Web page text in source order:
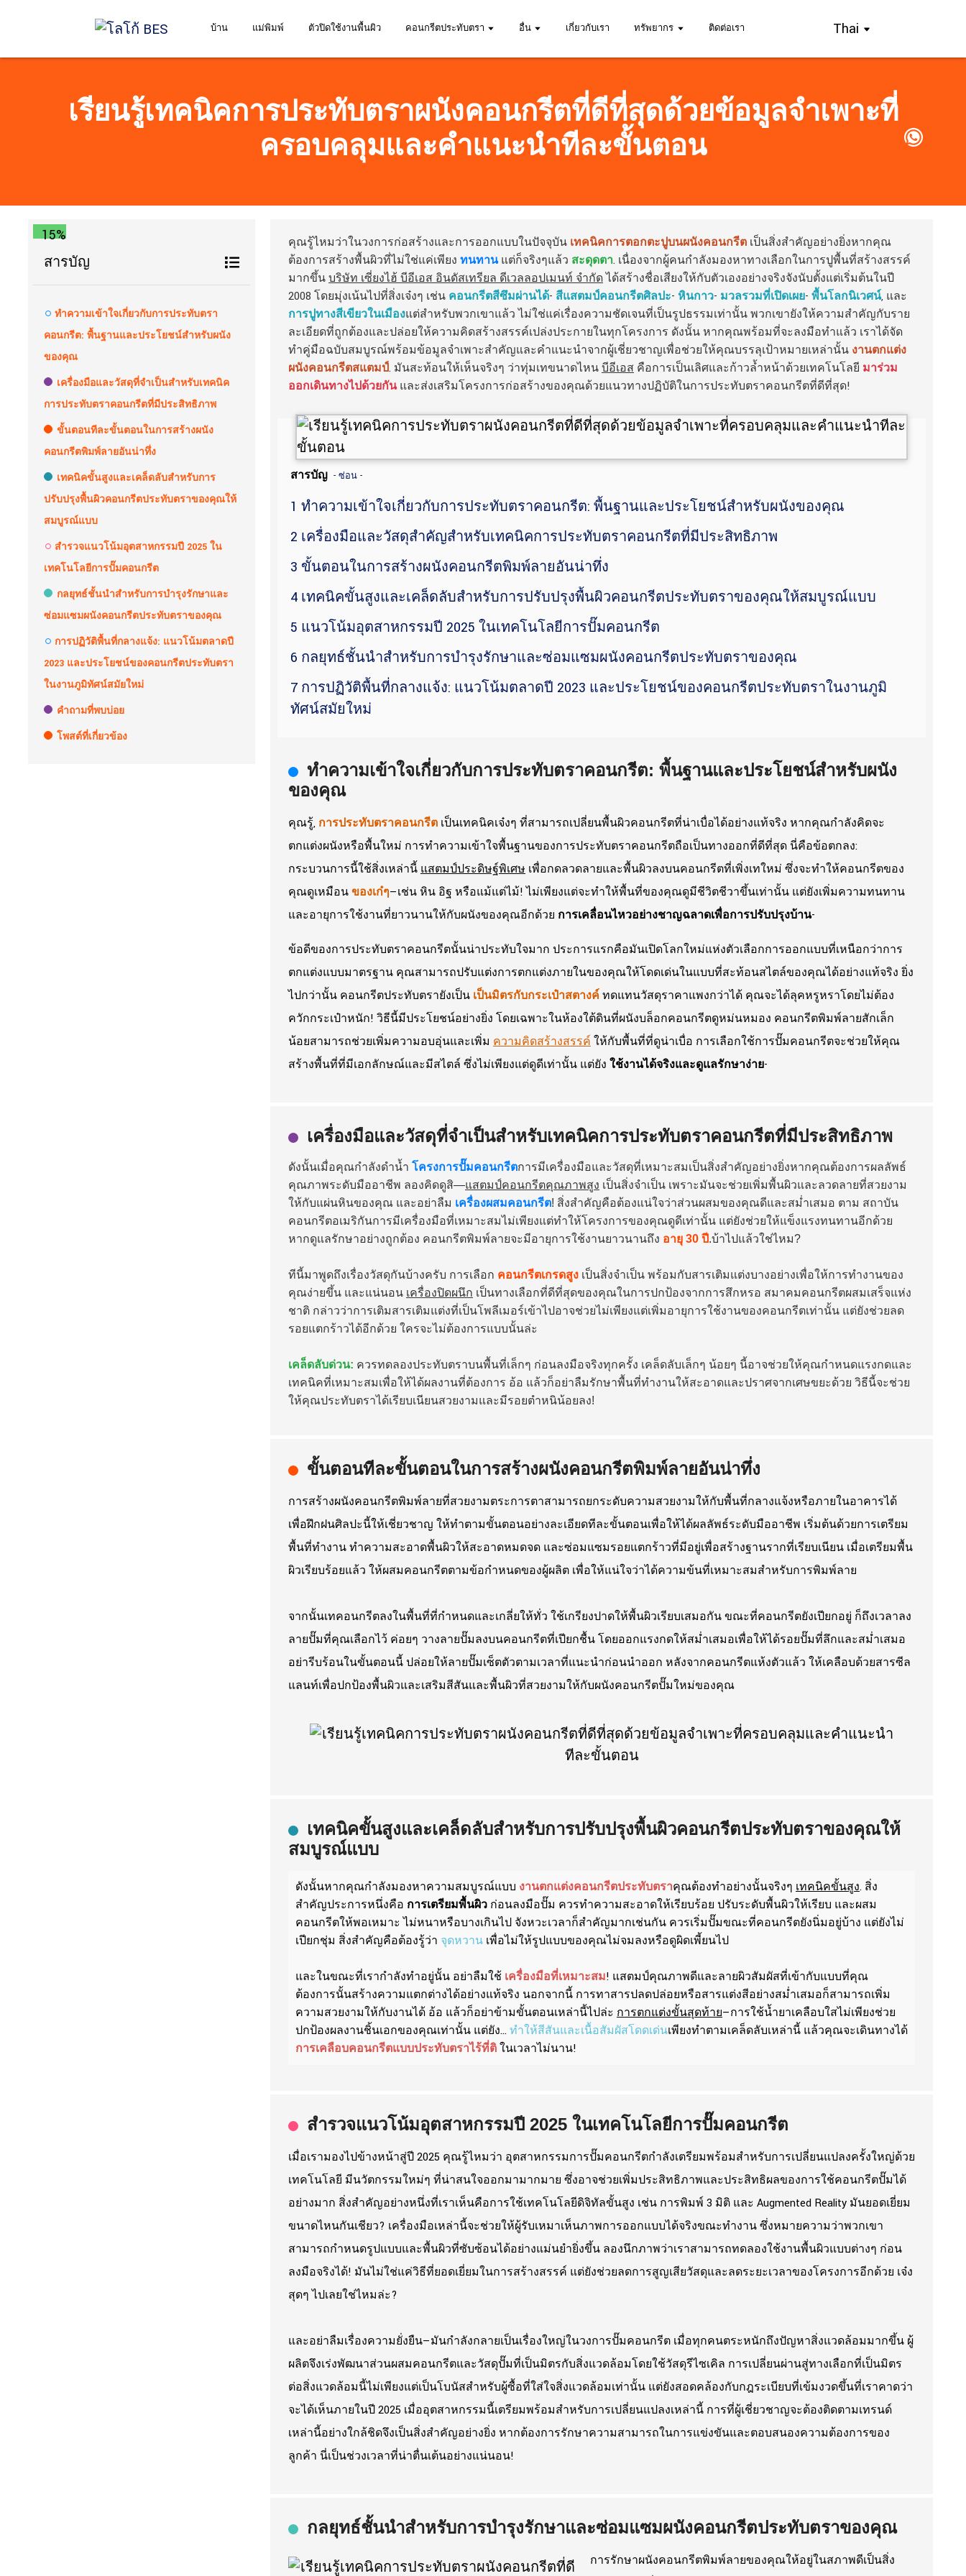
บ้าน แม่พิมพ์ ตัวปิดใช้งานพื้นผิว คอนกรีตประทับตรา อื่น เกี่ยวกับเรา ทรัพยากร ติดต่อเรา Thai
เรียนรู้เทคนิคการประทับตราผนังคอนกรีตที่ดีที่สุดด้วยข้อมูลจำเพาะที่
ครอบคลุมและคำแนะนำทีละขั้นตอน
15%
สารบัญ
ทำความเข้าใจเกี่ยวกับการประทับตรา
คอนกรีต: พื้นฐานและประโยชน์สำหรับผนัง
ของคุณ
เครื่องมือและวัสดุที่จำเป็นสำหรับเทคนิค
การประทับตราคอนกรีตที่มีประสิทธิภาพ
ขั้นตอนทีละขั้นตอนในการสร้างผนัง
คอนกรีตพิมพ์ลายอันน่าทึ่ง
เทคนิคขั้นสูงและเคล็ดลับสำหรับการ
ปรับปรุงพื้นผิวคอนกรีตประทับตราของคุณให้
สมบูรณ์แบบ
สำรวจแนวโน้มอุตสาหกรรมปี 2025 ใน
เทคโนโลยีการปั๊มคอนกรีต
กลยุทธ์ชั้นนำสำหรับการบำรุงรักษาและ
ซ่อมแซมผนังคอนกรีตประทับตราของคุณ
การปฏิวัติพื้นที่กลางแจ้ง: แนวโน้มตลาดปี
2023 และประโยชน์ของคอนกรีตประทับตรา
ในงานภูมิทัศน์สมัยใหม่
คำถามที่พบบ่อย
โพสต์ที่เกี่ยวข้อง
คุณรู้ไหมว่าในวงการก่อสร้างและการออกแบบในปัจจุบัน เทคนิคการตอกตะปูบนผนังคอนกรีต เป็นสิ่งสำคัญอย่างยิ่งหากคุณ
ต้องการสร้างพื้นผิวที่ไม่ใช่แค่เพียง ทนทานแต่ก็จริงๆแล้ว สะดุดตา. เนื่องจากผู้คนกำลังมองหาทางเลือกในการปูพื้นที่สร้างสรรค์
มากขึ้นบริษัท เซี่ยงไฮ้ บีอีเอส อินดัสเทรียล ดีเวลลอปเมนท์ จำกัดได้สร้างชื่อเสียงให้กับตัวเองอย่างจริงจังนับตั้งแต่เริ่มต้นในปี
2008 โดยมุ่งเน้นไปที่สิ่งเจ๋งๆ เช่น คอนกรีตสีซึมผ่านได้- สีแสตมป์คอนกรีตศิลปะ- หินกาว- มวลรวมที่เปิดเผย- พื้นโลกนิเวศน์, และ
การปูทางสีเขียวในเมืองแต่สำหรับพวกเขาแล้ว ไม่ใช่แค่เรื่องความชัดเจนที่เป็นรูปธรรมเท่านั้น พวกเขายังให้ความสำคัญกับราย
ละเอียดที่ถูกต้องและปล่อยให้ความคิดสร้างสรรค์เปล่งประกายในทุกโครงการ ดังนั้น หากคุณพร้อมที่จะลงมือทำแล้ว เราได้จัด
ทำคู่มือฉบับสมบูรณ์พร้อมข้อมูลจำเพาะสำคัญและคำแนะนำจากผู้เชี่ยวชาญเพื่อช่วยให้คุณบรรลุเป้าหมายเหล่านั้น งานตกแต่ง
ผนังคอนกรีตสแตมป์. มันสะท้อนให้เห็นจริงๆ ว่าทุ่มเทขนาดไหนบีอีเอส คือการเป็นเลิศและก้าวล้ำหน้าด้วยเทคโนโลยี มาร่วม
ออกเดินทางไปด้วยกันและส่งเสริมโครงการก่อสร้างของคุณด้วยแนวทางปฏิบัติในการประทับตราคอนกรีตที่ดีที่สุด!
สารบัญ - ซ่อน -
1 ทำความเข้าใจเกี่ยวกับการประทับตราคอนกรีต: พื้นฐานและประโยชน์สำหรับผนังของคุณ
2 เครื่องมือและวัสดุสำคัญสำหรับเทคนิคการประทับตราคอนกรีตที่มีประสิทธิภาพ
3 ขั้นตอนในการสร้างผนังคอนกรีตพิมพ์ลายอันน่าทึ่ง
4 เทคนิคขั้นสูงและเคล็ดลับสำหรับการปรับปรุงพื้นผิวคอนกรีตประทับตราของคุณให้สมบูรณ์แบบ
5 แนวโน้มอุตสาหกรรมปี 2025 ในเทคโนโลยีการปั๊มคอนกรีต
6 กลยุทธ์ชั้นนำสำหรับการบำรุงรักษาและซ่อมแซมผนังคอนกรีตประทับตราของคุณ
7 การปฏิวัติพื้นที่กลางแจ้ง: แนวโน้มตลาดปี 2023 และประโยชน์ของคอนกรีตประทับตราในงานภูมิ
ทัศน์สมัยใหม่
ทำความเข้าใจเกี่ยวกับการประทับตราคอนกรีต: พื้นฐานและประโยชน์สำหรับผนัง
ของคุณ
คุณรู้, การประทับตราคอนกรีต เป็นเทคนิคเจ๋งๆ ที่สามารถเปลี่ยนพื้นผิวคอนกรีตที่น่าเบื่อได้อย่างแท้จริง หากคุณกำลังคิดจะ
ตกแต่งผนังหรือพื้นใหม่ การทำความเข้าใจพื้นฐานของการประทับตราคอนกรีตถือเป็นทางออกที่ดีที่สุด นี่คือข้อตกลง:
กระบวนการนี้ใช้สิ่งเหล่านี้ แสตมป์ประดิษฐ์พิเศษ เพื่อกดลวดลายและพื้นผิวลงบนคอนกรีตที่เพิ่งเทใหม่ ซึ่งจะทำให้คอนกรีตของ
คุณดูเหมือนของเก๋ๆ—เช่น หิน อิฐ หรือแม้แต่ไม้! ไม่เพียงแต่จะทำให้พื้นที่ของคุณดูมีชีวิตชีวาขึ้นเท่านั้น แต่ยังเพิ่มความทนทาน
และอายุการใช้งานที่ยาวนานให้กับผนังของคุณอีกด้วย การเคลื่อนไหวอย่างชาญฉลาดเพื่อการปรับปรุงบ้าน-
ข้อดีของการประทับตราคอนกรีตนั้นน่าประทับใจมาก ประการแรกคือมันเปิดโลกใหม่แห่งตัวเลือกการออกแบบที่เหนือกว่าการ
ตกแต่งแบบมาตรฐาน คุณสามารถปรับแต่งการตกแต่งภายในของคุณให้โดดเด่นในแบบที่สะท้อนสไตล์ของคุณได้อย่างแท้จริง ยิ่ง
ไปกว่านั้น คอนกรีตประทับตรายังเป็น เป็นมิตรกับกระเป๋าสตางค์ ทดแทนวัสดุราคาแพงกว่าได้ คุณจะได้ลุคหรูหราโดยไม่ต้อง
ควักกระเป๋าหนัก! วิธีนี้มีประโยชน์อย่างยิ่ง โดยเฉพาะในห้องใต้ดินที่ผนังบล็อกคอนกรีตดูหม่นหมอง คอนกรีตพิมพ์ลายสักเล็ก
น้อยสามารถช่วยเพิ่มความอบอุ่นและเพิ่ม ความคิดสร้างสรรค์ ให้กับพื้นที่ที่ดูน่าเบื่อ การเลือกใช้การปั๊มคอนกรีตจะช่วยให้คุณ
สร้างพื้นที่ที่มีเอกลักษณ์และมีสไตล์ ซึ่งไม่เพียงแต่ดูดีเท่านั้น แต่ยัง ใช้งานได้จริงและดูแลรักษาง่าย-
เครื่องมือและวัสดุที่จำเป็นสำหรับเทคนิคการประทับตราคอนกรีตที่มีประสิทธิภาพ
ดังนั้นเมื่อคุณกำลังดำน้ำ โครงการปั๊มคอนกรีตการมีเครื่องมือและวัสดุที่เหมาะสมเป็นสิ่งสำคัญอย่างยิ่งหากคุณต้องการผลลัพธ์
คุณภาพระดับมืออาชีพ ลองคิดดูสิ—แสตมป์คอนกรีตคุณภาพสูง เป็นสิ่งจำเป็น เพราะมันจะช่วยเพิ่มพื้นผิวและลวดลายที่สวยงาม
ให้กับแผ่นหินของคุณ และอย่าลืม เครื่องผสมคอนกรีต! สิ่งสำคัญคือต้องแน่ใจว่าส่วนผสมของคุณดีและสม่ำเสมอ ตาม สถาบัน
คอนกรีตอเมริกันการมีเครื่องมือที่เหมาะสมไม่เพียงแต่ทำให้โครงการของคุณดูดีเท่านั้น แต่ยังช่วยให้แข็งแรงทนทานอีกด้วย
หากดูแลรักษาอย่างถูกต้อง คอนกรีตพิมพ์ลายจะมีอายุการใช้งานยาวนานถึง อายุ 30 ปี.บ้าไปแล้วใช่ไหม?
ทีนี้มาพูดถึงเรื่องวัสดุกันบ้างครับ การเลือก คอนกรีตเกรดสูง เป็นสิ่งจำเป็น พร้อมกับสารเติมแต่งบางอย่างเพื่อให้การทำงานของ
คุณง่ายขึ้น และแน่นอน เครื่องปิดผนึก เป็นทางเลือกที่ดีที่สุดของคุณในการปกป้องจากการสึกหรอ สมาคมคอนกรีตผสมเสร็จแห่ง
ชาติ กล่าวว่าการเติมสารเติมแต่งที่เป็นโพลีเมอร์เข้าไปอาจช่วยไม่เพียงแต่เพิ่มอายุการใช้งานของคอนกรีตเท่านั้น แต่ยังช่วยลด
รอยแตกร้าวได้อีกด้วย ใครจะไม่ต้องการแบบนั้นล่ะ
เคล็ดลับด่วน: ควรทดลองประทับตราบนพื้นที่เล็กๆ ก่อนลงมือจริงทุกครั้ง เคล็ดลับเล็กๆ น้อยๆ นี้อาจช่วยให้คุณกำหนดแรงกดและ
เทคนิคที่เหมาะสมเพื่อให้ได้ผลงานที่ต้องการ อ้อ แล้วก็อย่าลืมรักษาพื้นที่ทำงานให้สะอาดและปราศจากเศษขยะด้วย วิธีนี้จะช่วย
ให้คุณประทับตราได้เรียบเนียนสวยงามและมีรอยตำหนิน้อยลง!
ขั้นตอนทีละขั้นตอนในการสร้างผนังคอนกรีตพิมพ์ลายอันน่าทึ่ง
การสร้างผนังคอนกรีตพิมพ์ลายที่สวยงามตระการตาสามารถยกระดับความสวยงามให้กับพื้นที่กลางแจ้งหรือภายในอาคารได้
เพื่อฝึกฝนศิลปะนี้ให้เชี่ยวชาญ ให้ทำตามขั้นตอนอย่างละเอียดทีละขั้นตอนเพื่อให้ได้ผลลัพธ์ระดับมืออาชีพ เริ่มต้นด้วยการเตรียม
พื้นที่ทำงาน ทำความสะอาดพื้นผิวให้สะอาดหมดจด และซ่อมแซมรอยแตกร้าวที่มีอยู่เพื่อสร้างฐานรากที่เรียบเนียน เมื่อเตรียมพื้น
ผิวเรียบร้อยแล้ว ให้ผสมคอนกรีตตามข้อกำหนดของผู้ผลิต เพื่อให้แน่ใจว่าได้ความข้นที่เหมาะสมสำหรับการพิมพ์ลาย
จากนั้นเทคอนกรีตลงในพื้นที่ที่กำหนดและเกลี่ยให้ทั่ว ใช้เกรียงปาดให้พื้นผิวเรียบเสมอกัน ขณะที่คอนกรีตยังเปียกอยู่ ก็ถึงเวลาลง
ลายปั๊มที่คุณเลือกไว้ ค่อยๆ วางลายปั๊มลงบนคอนกรีตที่เปียกชื้น โดยออกแรงกดให้สม่ำเสมอเพื่อให้ได้รอยปั๊มที่ลึกและสม่ำเสมอ
อย่ารีบร้อนในขั้นตอนนี้ ปล่อยให้ลายปั๊มเซ็ตตัวตามเวลาที่แนะนำก่อนนำออก หลังจากคอนกรีตแห้งตัวแล้ว ให้เคลือบด้วยสารซีล
แลนท์เพื่อปกป้องพื้นผิวและเสริมสีสันและพื้นผิวที่สวยงามให้กับผนังคอนกรีตปั๊มใหม่ของคุณ
เทคนิคขั้นสูงและเคล็ดลับสำหรับการปรับปรุงพื้นผิวคอนกรีตประทับตราของคุณให้
สมบูรณ์แบบ
ดังนั้นหากคุณกำลังมองหาความสมบูรณ์แบบ งานตกแต่งคอนกรีตประทับตราคุณต้องทำอย่างนั้นจริงๆ เทคนิคขั้นสูง. สิ่ง
สำคัญประการหนึ่งคือ การเตรียมพื้นผิว ก่อนลงมือปั๊ม ควรทำความสะอาดให้เรียบร้อย ปรับระดับพื้นผิวให้เรียบ และผสม
คอนกรีตให้พอเหมาะ ไม่หนาหรือบางเกินไป จังหวะเวลาก็สำคัญมากเช่นกัน ควรเริ่มปั๊มขณะที่คอนกรีตยังนิ่มอยู่บ้าง แต่ยังไม่
เปียกชุ่ม สิ่งสำคัญคือต้องรู้ว่า จุดหวาน เพื่อไม่ให้รูปแบบของคุณไม่จมลงหรือดูผิดเพี้ยนไป
และในขณะที่เรากำลังทำอยู่นั้น อย่าลืมใช้ เครื่องมือที่เหมาะสม! แสตมป์คุณภาพดีและลายผิวสัมผัสที่เข้ากับแบบที่คุณ
ต้องการนั้นสร้างความแตกต่างได้อย่างแท้จริง นอกจากนี้ การทาสารปลดปล่อยหรือสารแต่งสีอย่างสม่ำเสมอก็สามารถเพิ่ม
ความสวยงามให้กับงานได้ อ้อ แล้วก็อย่าข้ามขั้นตอนเหล่านี้ไปล่ะ การตกแต่งขั้นสุดท้าย—การใช้น้ำยาเคลือบใสไม่เพียงช่วย
ปกป้องผลงานชิ้นเอกของคุณเท่านั้น แต่ยัง...ทำให้สีสันและเนื้อสัมผัสโดดเด่นเพียงทำตามเคล็ดลับเหล่านี้ แล้วคุณจะเดินทางได้
การเคลือบคอนกรีตแบบประทับตราไร้ที่ติในเวลาไม่นาน!
สำรวจแนวโน้มอุตสาหกรรมปี 2025 ในเทคโนโลยีการปั๊มคอนกรีต
เมื่อเรามองไปข้างหน้าสู่ปี 2025 คุณรู้ไหมว่า อุตสาหกรรมการปั๊มคอนกรีตกำลังเตรียมพร้อมสำหรับการเปลี่ยนแปลงครั้งใหญ่ด้วย
เทคโนโลยี มีนวัตกรรมใหม่ๆ ที่น่าสนใจออกมามากมาย ซึ่งอาจช่วยเพิ่มประสิทธิภาพและประสิทธิผลของการใช้คอนกรีตปั๊มได้
อย่างมาก สิ่งสำคัญอย่างหนึ่งที่เราเห็นคือการใช้เทคโนโลยีดิจิทัลขั้นสูง เช่น การพิมพ์ 3 มิติ และ Augmented Reality มันยอดเยี่ยม
ขนาดไหนกันเชียว? เครื่องมือเหล่านี้จะช่วยให้ผู้รับเหมาเห็นภาพการออกแบบได้จริงขณะทำงาน ซึ่งหมายความว่าพวกเขา
สามารถกำหนดรูปแบบและพื้นผิวที่ซับซ้อนได้อย่างแม่นยำยิ่งขึ้น ลองนึกภาพว่าเราสามารถทดลองใช้งานพื้นผิวแบบต่างๆ ก่อน
ลงมือจริงได้! มันไม่ใช่แค่วิธีที่ยอดเยี่ยมในการสร้างสรรค์ แต่ยังช่วยลดการสูญเสียวัสดุและลดระยะเวลาของโครงการอีกด้วย เจ๋ง
สุดๆ ไปเลยใช่ไหมล่ะ?
และอย่าลืมเรื่องความยั่งยืน—มันกำลังกลายเป็นเรื่องใหญ่ในวงการปั๊มคอนกรีต เมื่อทุกคนตระหนักถึงปัญหาสิ่งแวดล้อมมากขึ้น ผู้
ผลิตจึงเร่งพัฒนาส่วนผสมคอนกรีตและวัสดุปั๊มที่เป็นมิตรกับสิ่งแวดล้อมโดยใช้วัสดุรีไซเคิล การเปลี่ยนผ่านสู่ทางเลือกที่เป็นมิตร
ต่อสิ่งแวดล้อมนี้ไม่เพียงแต่เป็นโบนัสสำหรับผู้ซื้อที่ใส่ใจสิ่งแวดล้อมเท่านั้น แต่ยังสอดคล้องกับกฎระเบียบที่เข้มงวดขึ้นที่เราคาดว่า
จะได้เห็นภายในปี 2025 เมื่ออุตสาหกรรมนี้เตรียมพร้อมสำหรับการเปลี่ยนแปลงเหล่านี้ การที่ผู้เชี่ยวชาญจะต้องติดตามเทรนด์
เหล่านี้อย่างใกล้ชิดจึงเป็นสิ่งสำคัญอย่างยิ่ง หากต้องการรักษาความสามารถในการแข่งขันและตอบสนองความต้องการของ
ลูกค้า นี่เป็นช่วงเวลาที่น่าตื่นเต้นอย่างแน่นอน!
กลยุทธ์ชั้นนำสำหรับการบำรุงรักษาและซ่อมแซมผนังคอนกรีตประทับตราของคุณ
การรักษาผนังคอนกรีตพิมพ์ลายของคุณให้อยู่ในสภาพดีเป็นสิ่ง